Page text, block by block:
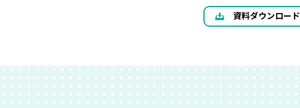
資料ダウンロード